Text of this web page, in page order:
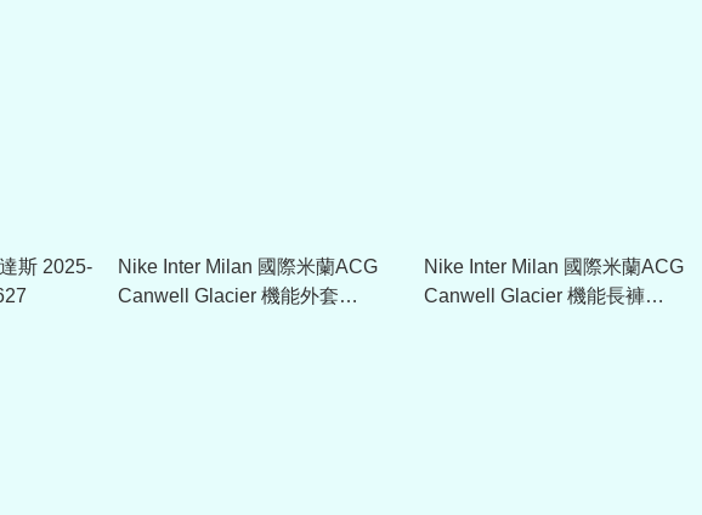
斯 2025-
Nike Inter Milan 國際米蘭ACG
Canwell Glacier 機能外套
Nike Inter Milan 國際米蘭ACG
Canwell Glacier 機能長褲